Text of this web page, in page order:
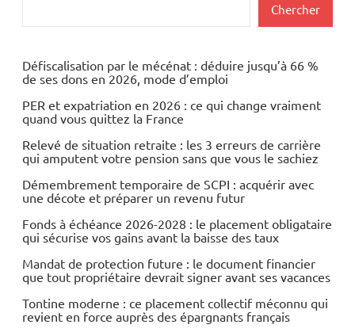
Chercher
Défiscalisation par le mécénat : déduire jusqu’à 66 %
de ses dons en 2026, mode d’emploi
PER et expatriation en 2026 : ce qui change vraiment
quand vous quittez la France
Relevé de situation retraite : les 3 erreurs de carrière
qui amputent votre pension sans que vous le sachiez
Démembrement temporaire de SCPI : acquérir avec
une décote et préparer un revenu futur
Fonds à échéance 2026-2028 : le placement obligataire
qui sécurise vos gains avant la baisse des taux
Mandat de protection future : le document financier
que tout propriétaire devrait signer avant ses vacances
Tontine moderne : ce placement collectif méconnu qui
revient en force auprès des épargnants français